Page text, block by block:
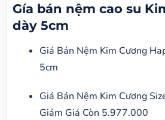
Gía bán nệm cao su
dày 5cm
Giá Bán Nệm Kim Cương
5cm
Giá Bán Nệm Kim Cương
Giảm Giá Còn 5.977.000